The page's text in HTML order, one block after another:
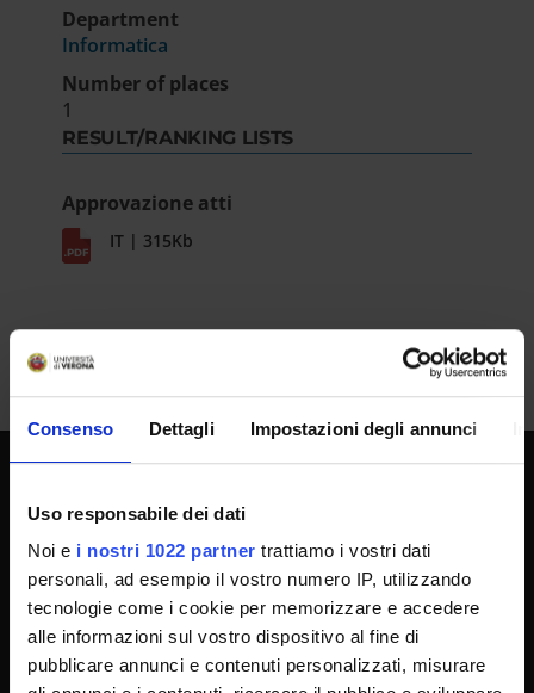
Consenso Dettagli Impostazioni degli annunci
Uso responsabile dei dati
Noi e i nostri 1022 partner trattiamo i vostri dati
personali, ad esempio il vostro numero IP, utilizzando
tecnologie come i cookie per memorizzare e accedere
alle informazioni sul vostro dispositivo al fine di
pubblicare annunci e contenuti personalizzati, misurare
Department
Informatica
Number of places
1
RESULT/RANKING LISTS
Approvazione atti
IT | 315Kb
UNIVERSITY SERVICES
Transparency
Official University Register
Job vacancies